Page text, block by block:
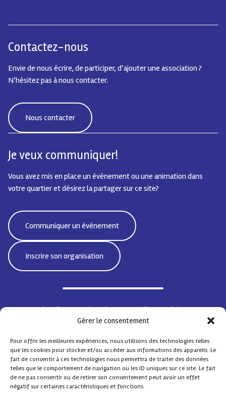
Gérer le consentement
Pour offrir les meilleures expériences, nous utilisons des technologies telles
que les cookies pour stocker et/ou accéder aux informations des appareils. Le
fait de consentir à ces technologies nous permettra de traiter des données
telles que le comportement de navigation ou les ID uniques sur ce site. Le fait
de ne pas consentir ou de retirer son consentement peut avoir un effet
négatif sur certaines caractéristiques et fonctions.
Contactez-nous
Envie de nous écrire, de participer, d’ajouter une association ?
N’hésitez pas à nous contacter.
Nous contacter
Je veux communiquer!
Vous avez mis en place un événement ou une animation dans
votre quartier et désirez la partager sur ce site?
Communiquer un événement
Inscrire son organisation
Bd Emile Jacqmain 95 | 1000 Bruxelles - Belgique
CoordiSocialeBxlNord@protonmail.com
© Coordination Sociale Nord – Tous droits réservés
Contact
FAQ